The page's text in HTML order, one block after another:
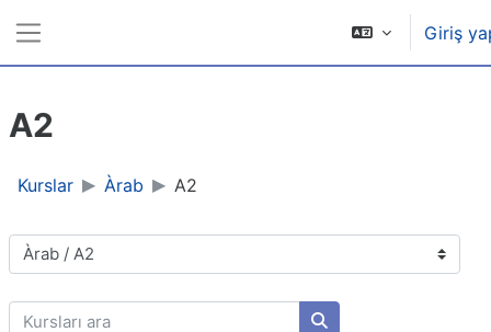
Giriş
A2
Kurslar Àrab A2
Kurs Kategorileri
Kursları ara